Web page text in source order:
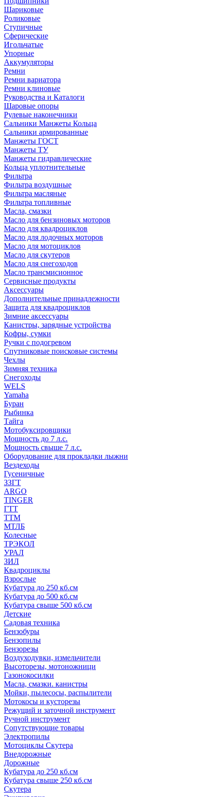
Шариковые
Роликовые
Ступичные
Сферические
Игольчатые
Упорные
Аккумуляторы
Ремни
Ремни вариатора
Ремни клиновые
Руководства и Каталоги
Шаровые опоры
Рулевые наконечники
Сальники Манжеты Кольца
Сальники армированные
Манжеты ГОСТ
Манжеты ТУ
Манжеты гидравлические
Кольца уплотнительные
Фильтра
Фильтра воздушные
Фильтра масляные
Фильтра топливные
Масла, смазки
Масло для бензиновых моторов
Масло для квадроциклов
Масло для лодочных моторов
Масло для мотоциклов
Масло для скутеров
Масло для снегоходов
Масло трансмисионное
Сервисные продукты
Аксессуары
Дополнительные принадлежности
Защита для квадроциклов
Зимние аксессуары
Канистры, зарядные устройства
Кофры, сумки
Ручки с подогревом
Спутниковые поисковые системы
Чехлы
Зимняя техника
Снегоходы
WELS
Yamaha
Буран
Рыбинка
Тайга
Мотобуксировщики
Мощность до 7 л.с.
Мощность свыше 7 л.с.
Оборудование для прокладки лыжни
Вездеходы
Гусеничные
ЗЗГТ
ARGO
TINGER
ГТТ
ТТМ
МТЛБ
Колесные
ТРЭКОЛ
УРАЛ
ЗИЛ
Квадроциклы
Взрослые
Кубатура до 250 кб.см
Кубатура до 500 кб.см
Кубатура свыше 500 кб.см
Детские
Садовая техника
Бензобуры
Бензопилы
Бензорезы
Воздуходувки, измельчители
Высоторезы, мотоножници
Газонокосилки
Масла, смазки. канистры
Мойки, пылесосы, распылители
Мотокосы и кусторезы
Режущий и заточной инструмент
Ручной инструмент
Сопутствующие товары
Электропилы
Мотоциклы Скутера
Внедорожные
Дорожные
Кубатура до 250 кб.см
Кубатура свыше 250 кб.см
Скутера